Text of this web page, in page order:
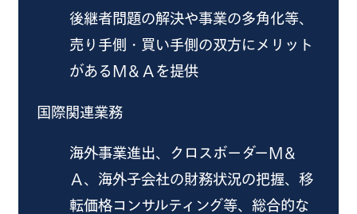
後継者問題の解決や事業の多角化等、
売り手側・買い手側の双方にメリット
があるＭ＆Ａを提供
国際関連業務
海外事業進出、クロスボーダーＭ＆
Ａ、海外子会社の財務状況の把握、移
転価格コンサルティング等、総合的な